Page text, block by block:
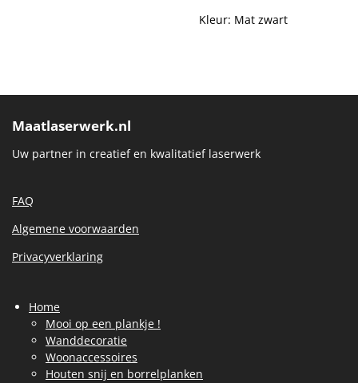
Kleur: Mat zwart
Maatlaserwerk.nl
Uw partner in creatief en kwalitatief laserwerk
FAQ
Algemene voorwaarden
Privacyverklaring
Home
Mooi op een plankje !
Wanddecoratie
Woonaccessoires
Houten snij en borrelplanken